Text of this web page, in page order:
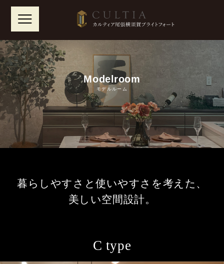
Skip
to
content
Modelroom
モデルルーム
暮らしやすさと使いやすさを考えた、
美しい空間設計。
C type